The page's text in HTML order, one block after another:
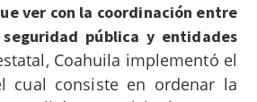
ver con la coordinación entre
pública y entidades
Coahuila implementó el
cual consiste en ordenar la